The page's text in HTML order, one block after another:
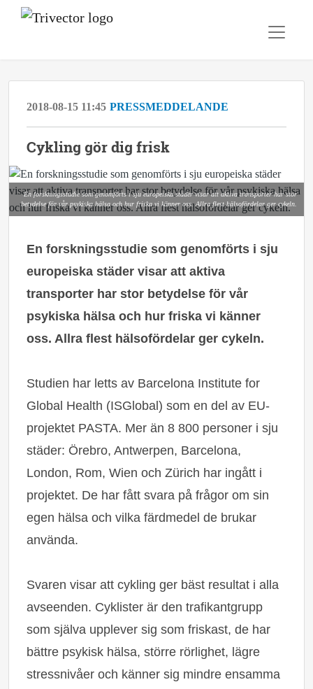
2018-08-15 11:45 PRESSMEDDELANDE
Cykling gör dig frisk
En forskningsstudie som genomförts i sju europeiska städer visar att aktiva transporter har stor
betydelse för vår psykiska hälsa och hur friska vi känner oss. Allra flest hälsofördelar ger cykeln.
En forskningsstudie som genomförts i sju
europeiska städer visar att aktiva
transporter har stor betydelse för vår
psykiska hälsa och hur friska vi känner
oss. Allra flest hälsofördelar ger cykeln.
Studien har letts av Barcelona Institute for
Global Health (ISGlobal) som en del av EU-
projektet PASTA. Mer än 8 800 personer i sju
städer: Örebro, Antwerpen, Barcelona,
London, Rom, Wien och Zürich har ingått i
projektet. De har fått svara på frågor om sin
egen hälsa och vilka färdmedel de brukar
använda.
Svaren visar att cykling ger bäst resultat i alla
avseenden. Cyklister är den trafikantgrupp
som själva upplever sig som friskast, de har
bättre psykisk hälsa, större rörlighet, lägre
stressnivåer och känner sig mindre ensamma